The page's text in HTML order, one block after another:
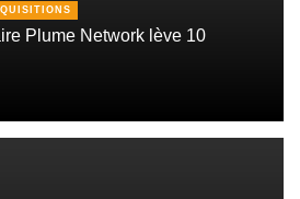
Plume Network lève 10